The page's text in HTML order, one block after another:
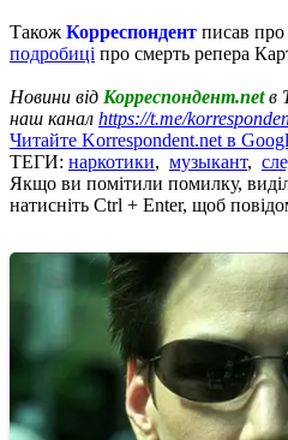
Також Корреспондент писав
подробиці про смерть репера
Новини від Корреспондент.netв
наш канал https://t.me/
Читайте Korrespondent.net в
ТЕГИ: наркотики, музыкант,
Якщо ви помітили помилку,
натисніть Ctrl + Enter, щоб